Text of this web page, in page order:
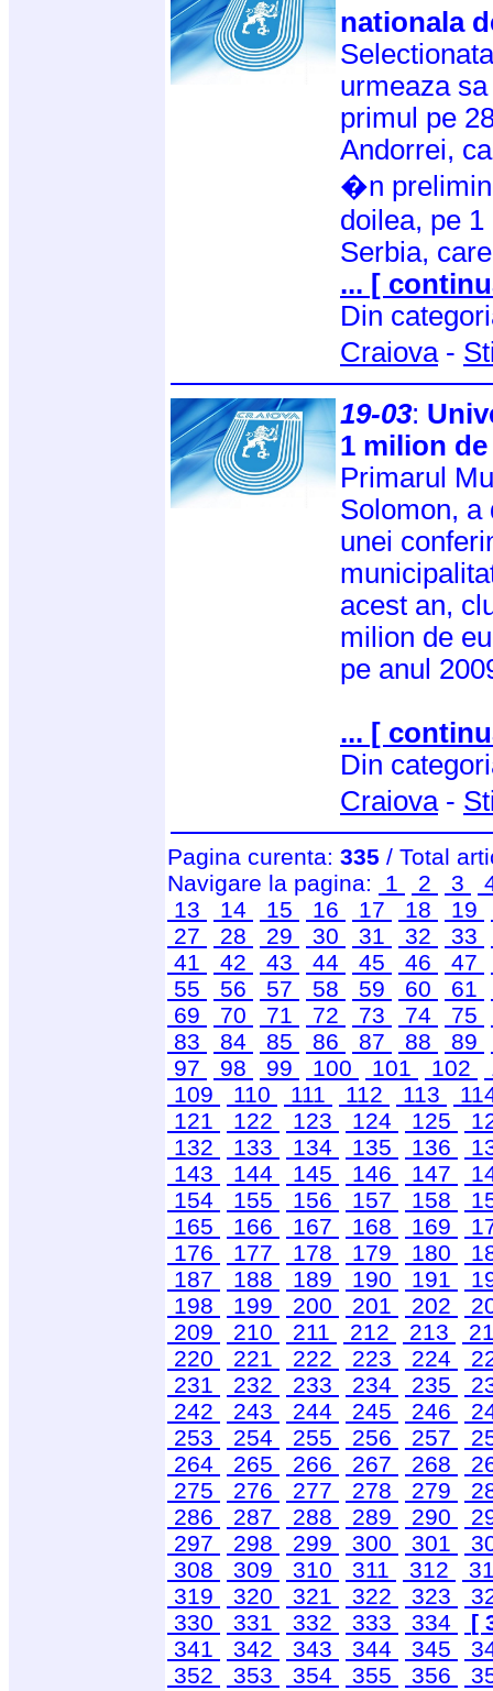
nationala
urmeaza
primul pe
Andorrei,
�n
doilea, pe
Serbia,
... [
Din
Craiova-
19-03:
1 milion
Primarul
Solomon, a
unei
acest an,
milion de
pe anul
... [
Din
Craiova-
Pagina curenta: 335 / Total
Navigare la pagina:
1 2 3
13
14 15 16 17 18 19
27
28 29 30 31 32 33
41
42 43 44 45 46 47
55
56 57 58 59 60 61
69
70 71 72 73 74 75
83
84 85 86 87 88 89
97
98 99 100 101 102
109
110 111 112 113
121
122 123 124 125
132
133 134 135 136
143
144 145 146 147
154
155 156 157 158
165
166 167 168 169
176
177 178 179 180
187
188 189 190 191
198
199 200 201 202
209
210 211 212 213
220
221 222 223 224
231
232 233 234 235
242
243 244 245 246
253
254 255 256 257
264
265 266 267 268
275
276 277 278 279
286
287 288 289 290
297
298 299 300 301
308
309 310 311 312
319
320 321 322 323
330
331 332 333 334
[
341
342 343 344 345
352
353 354 355 356